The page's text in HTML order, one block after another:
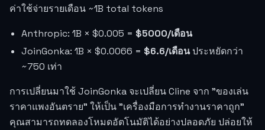
ค่าใช้จ่ายรายเดือน ~1B total tokens
Anthropic: 1B × $0.005 = $5000/เดือน
JoinGonka: 1B × $0.0066 = $6.6/เดือนประหยัดกว่า
~750 เท่า
การเปลี่ยนมาใช้ JoinGonka จะเปลี่ยน Cline จาก "ของเล่น
ราคาแพงอันตราย" ให้เป็น "เครื่องมือการทำงานราคาถูก"
คุณสามารถทดลองโหมดอัตโนมัติได้อย่างปลอดภัย ปล่อยให้